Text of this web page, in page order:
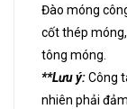
Đào móng
cốt thép
tông móng.
**Lưu ý:Công
nhiên phải